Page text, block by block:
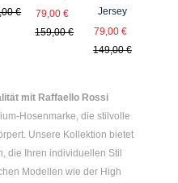
Preis:
€ Verkaufspreis:
79,00 €
Regulärer Preis:
159,00 €
Jersey
79,00 €
149,00 €
mit Raffaello Rossi
Hosenmarke, die stilvolle
Unsere Kollektion bietet
die Ihren individuellen Stil
Modellen wie der High